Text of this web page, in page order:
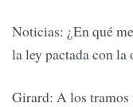
Noticias: ¿En qué
la ley pactada con la
Girard: A los